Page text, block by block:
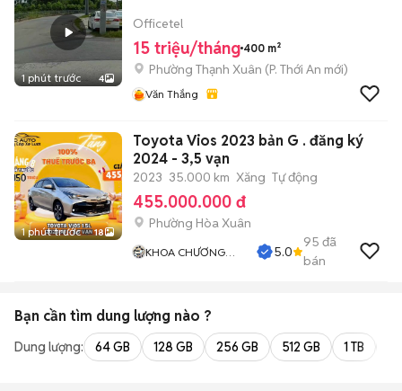
1 phút trước 4
Officetel
15 triệu/tháng 400 m²
Phường Thạnh Xuân (P. Thới An mới)
Văn Thắng
1 phút trước 18
Toyota Vios 2023 bản G . đăng ký
2024 - 3,5 vạn
2023 35.000 km Xăng Tự động
455.000.000 đ
Phường Hòa Xuân
KHOA CHƯƠNG
5.0
95 đã
bán
Bạn cần tìm dung lượng nào ?
Dung lượng: 64 GB 128 GB 256 GB 512 GB 1 TB